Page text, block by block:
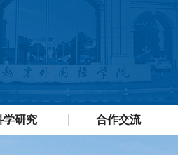
学研究 合作交流